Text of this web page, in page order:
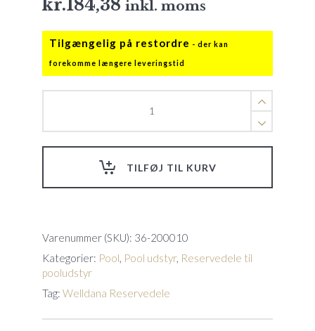
kr.184,38 inkl. moms
Tilgængelig på restordre
TILFØJ TIL KURV
Varenummer (SKU): 36-200010
Kategorier: Pool Pool udstyr, Reservedele til
pooludstyr
Tag: Welldana Reservedele